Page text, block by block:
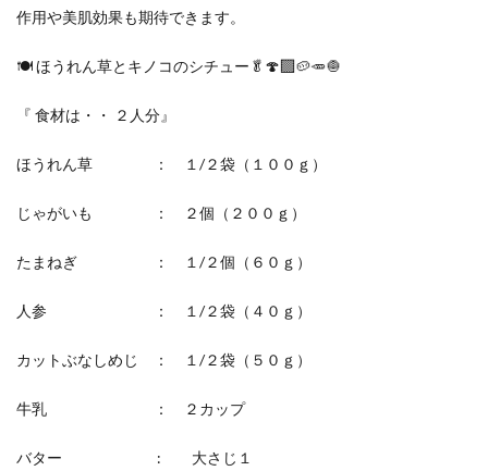
作用や美肌効果も期待できます。
🍽 ほうれん草とキノコのシチュー🥬🍄‍🟫🥔🥕🧅
『 食材は・・ ２人分』
ほうれん草 ： １/２袋（１００ｇ）
じゃがいも ： ２個（２００ｇ）
たまねぎ ： １/２個（６０ｇ）
人参 ： １/２袋（４０ｇ）
カットぶなしめじ ： １/２袋（５０ｇ）
牛乳 ： ２カップ
バター : 大さじ１